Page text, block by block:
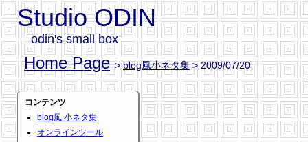
Studio ODIN
odin's small box
Home Page >blog風小ネタ集> 2009/07/20
コンテンツ
blog風 小ネタ集
オンラインツール